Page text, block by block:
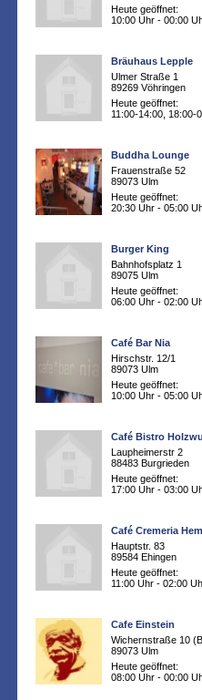
Heute geöffnet:
10:00 Uhr - 00:00
Bräuhaus Lepple
Ulmer Straße 1
89269 Vöhringen
Heute geöffnet:
11:00-14:00, 18:00-
Buddha Lounge
Frauenstraße 52
89073 Ulm
Heute geöffnet:
20:30 Uhr - 05:00
Burger King
Bahnhofsplatz 1
89075 Ulm
Heute geöffnet:
06:00 Uhr - 02:00
Café Bar Nia
Hirschstr. 12/1
89073 Ulm
Heute geöffnet:
10:00 Uhr - 05:00
Café Bistro
Laupheimerstr 2
88483 Burgrieden
Heute geöffnet:
17:00 Uhr - 03:00
Café Cremeria
Hauptstr. 83
89584 Ehingen
Heute geöffnet:
11:00 Uhr - 02:00
Cafe Einstein
Wichernstraße 10
89073 Ulm
Heute geöffnet:
08:00 Uhr - 00:00